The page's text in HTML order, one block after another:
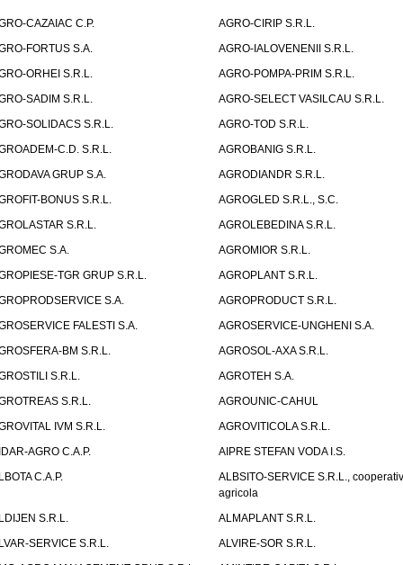
CAZAIAC C.P.
AGRO-CIRIP S.R.L.
FORTUS S.A.
AGRO-IALOVENENII S.R.L.
ORHEI S.R.L.
AGRO-POMPA-PRIM S.R.L.
SADIM S.R.L.
AGRO-SELECT VASILCAU S.R.L.
SOLIDACS S.R.L.
AGRO-TOD S.R.L.
C.D. S.R.L.
AGROBANIG S.R.L.
GRUP S.A.
AGRODIANDR S.R.L.
BONUS S.R.L.
AGROGLED S.R.L., S.C.
S.R.L.
AGROLEBEDINA S.R.L.
S.A.
AGROMIOR S.R.L.
TGR GRUP S.R.L.
AGROPLANT S.R.L.
S.A.
AGROPRODUCT S.R.L.
FALESTI S.A.
AGROSERVICE-UNGHENI S.A.
BM S.R.L.
AGROSOL-AXA S.R.L.
S.R.L.
AGROTEH S.A.
S.R.L.
AGROUNIC-CAHUL
IVM S.R.L.
AGROVITICOLA S.R.L.
AGRO C.A.P.
AIPRE STEFAN VODA I.S.
C.A.P.
ALBSITO-SERVICE S.R.L.,
agricola
S.R.L.
ALMAPLANT S.R.L.
SERVICE S.R.L.
ALVIRE-SOR S.R.L.